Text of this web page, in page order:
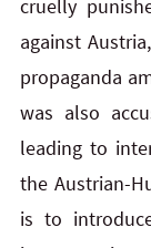
cruelly
against
propaganda
was also
leading to
the Austrian-
is to